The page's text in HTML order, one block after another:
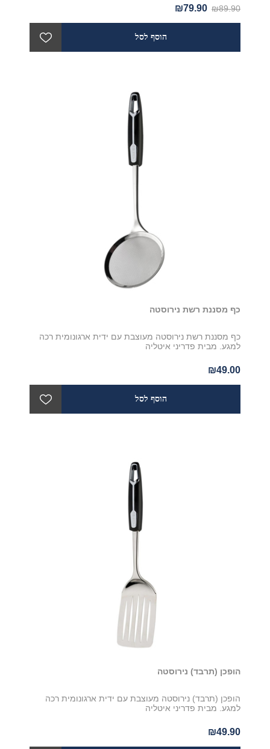
₪89.90
₪79.90
כף מסננת רשת נירוסטה
כף מסננת רשת נירוסטה מעוצבת עם ידית ארגונומית רכה
למגע. מבית פדריני איטליה
₪49.00
הופכן (תרבד) נירוסטה
הופכן (תרבד) נירוסטה מעוצבת עם ידית ארגונומית רכה
למגע. מבית פדריני איטליה
₪49.90